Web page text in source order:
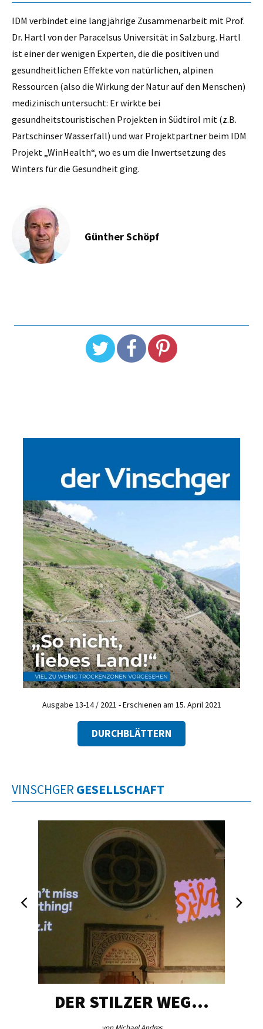
IDM verbindet eine langjährige Zusammenarbeit mit Prof.
Dr. Hartl von der Paracelsus Universität in Salzburg. Hartl
ist einer der wenigen Experten, die die positiven und
gesundheitlichen Effekte von natürlichen, alpinen
Ressourcen (also die Wirkung der Natur auf den Menschen)
medizinisch untersucht: Er wirkte bei
gesundheitstouristischen Projekten in Südtirol mit (z.B.
Partschinser Wasserfall) und war Projektpartner beim IDM
Projekt „WinHealth“, wo es um die Inwertsetzung des
Winters für die Gesundheit ging.
Günther Schöpf
Ausgabe 13-14 / 2021 - Erschienen am 15. April 2021
DURCHBLÄTTERN
VINSCHGER GESELLSCHAFT
DER STILZER WEG…